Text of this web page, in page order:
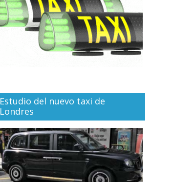
Estudio del nuevo taxi de
Londres